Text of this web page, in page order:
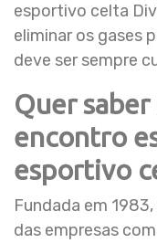
esportivo celta
eliminar os gases
deve ser sempre
Quer
encontro
esportivo
Fundada em
das empresas